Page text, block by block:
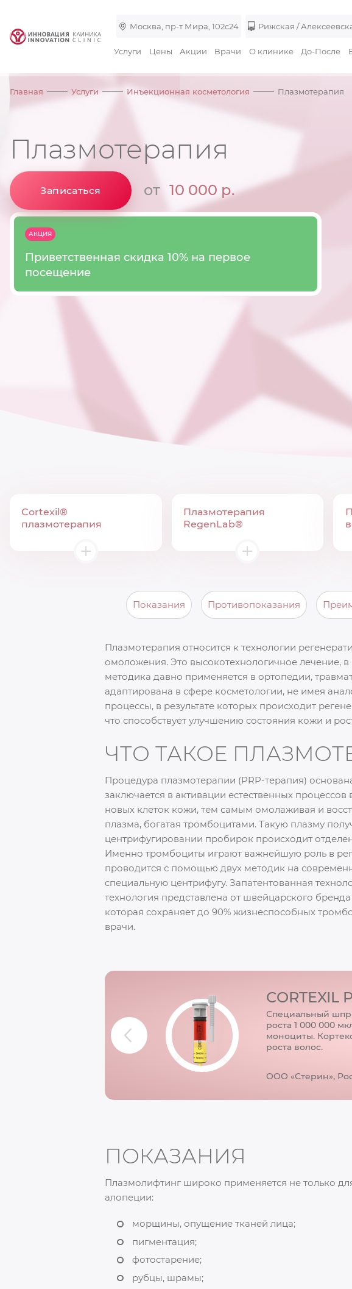
Москва, пр-т Мира, 102с24 Рижская /
Услуги Цены Акции Врачи О клинике До-После
Главная Услуги Инъекционная косметология Плазмотерапия
Плазмотерапия
Записаться от 10 000 р.
АКЦИЯ
Приветственная скидка 10% на первое
посещение
Cortexil®
плазмотерапия
Плазмотерапия
RegenLab®
Показания Противопоказания
Плазмотерапия относится к технологии
омоложения. Это высокотехнологичное лечение,
методика давно применяется в ортопедии,
адаптирована в сфере косметологии, не имея
процессы, в результате которых происходит
что способствует улучшению состояния кожи и
ЧТО ТАКОЕ
Процедура плазмотерапии (PRP-терапия)
заключается в активации естественных
новых клеток кожи, тем самым омолаживая и
плазма, богатая тромбоцитами. Такую плазму
центрифугировании пробирок происходит
Именно тромбоциты играют важнейшую роль в
проводится с помощью двух методик на
специальную центрифугу. Запатентованная
технология представлена от швейцарского
которая сохраняет до 90% жизнеспособных
врачи.
CORTEXIL
Специальный
роста 1 000 000
моноциты.
роста волос.
ООО «Стерин»,
ПОКАЗАНИЯ
Плазмолифтинг широко применяется не только
алопеции:
морщины, опущение тканей лица;
пигментация;
фотостарение;
рубцы, шрамы;